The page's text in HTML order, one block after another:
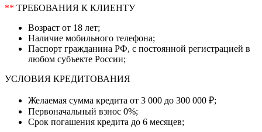
** ТРЕБОВАНИЯ К КЛИЕНТУ
Возраст от 18 лет;
Наличие мобильного телефона;
Паспорт гражданина РФ, с постоянной регистрацией в
любом субъекте России;
УСЛОВИЯ КРЕДИТОВАНИЯ
Желаемая сумма кредита от 3 000 до 300 000 ₽;
Первоначальный взнос 0%;
Срок погашения кредита до 6 месяцев;